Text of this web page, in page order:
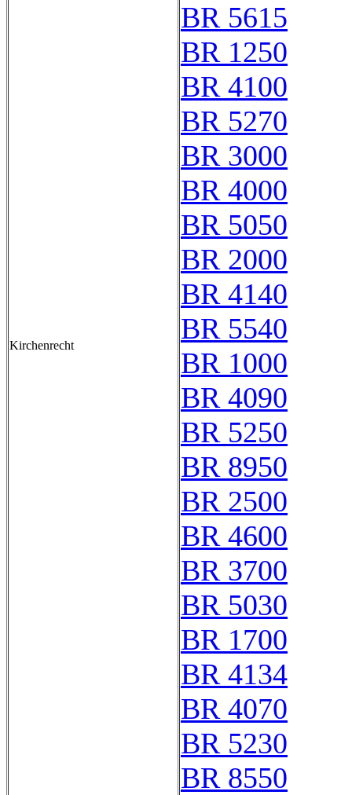
Kirchenrecht
BR 5615
BR 1250
BR 4100
BR 5270
BR 3000
BR 4000
BR 5050
BR 2000
BR 4140
BR 5540
BR 1000
BR 4090
BR 5250
BR 8950
BR 2500
BR 4600
BR 3700
BR 5030
BR 1700
BR 4134
BR 4070
BR 5230
BR 8550